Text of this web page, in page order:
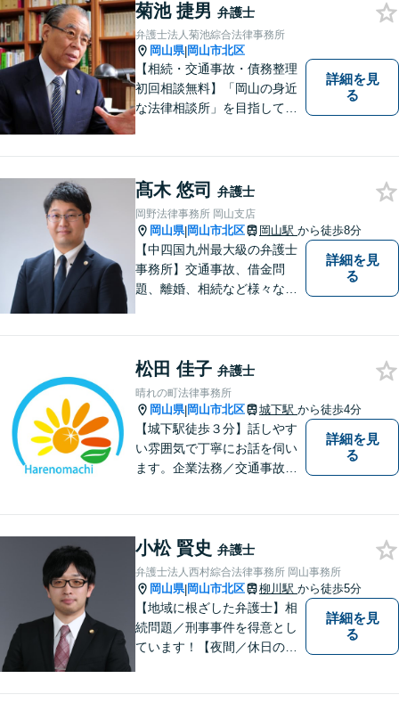
ている皆さまの現状を良い方
向に変化させることができる
ように全力を尽くします。
菊池 捷男 弁護士
弁護士法人菊池綜合法律事務所
岡山県|岡山市北区
【相続・交通事故・債務整理
初回相談無料】「岡山の身近
な法律相談所」を目指してい
んなささいなことでも構いま
せん。お気軽にご相談くださ
い。【土曜日も受付可能】
【専用駐車場あり】
詳細を見
る
髙木 悠司 弁護士
岡野法律事務所 岡山支店
岡山県|岡山市北区 岡山駅 から徒歩8分
【中四国九州最大級の弁護士
事務所】交通事故、借金問
題、離婚、相続など様々な問
い！
詳細を見
る
松田 佳子 弁護士
晴れの町法律事務所
岡山県|岡山市北区 城下駅 から徒歩4分
【城下駅徒歩３分】話しやす
い雰囲気で丁寧にお話を伺い
ます。企業法務／交通事故／
詳細を見
る
小松 賢史 弁護士
弁護士法人西村綜合法律事務所 岡山事務所
岡山県|岡山市北区 柳川駅 から徒歩5分
【地域に根ざした弁護士】相
続問題／刑事事件を得意とし
ています！【夜間／休日の相
詳細を見
る